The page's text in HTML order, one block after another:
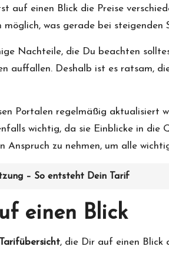
auf einen Blick die Preise
was gerade bei steigenden
Nachteile, die Du beachten
auffallen. Deshalb ist es ratsam,
Portalen regelmäßig aktualisiert
wichtig, da sie Einblicke in die
Anspruch zu nehmen, um alle
– So entsteht Dein Tarif
einen Blick
Tarifübersicht, die Dir auf einen Blick